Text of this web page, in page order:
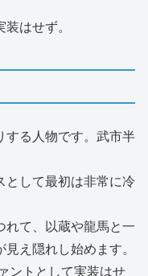
はせず。
する人物です。武市半
として最初は非常に冷
れて、以蔵や龍馬と一
え隠れし始めます。
ントとして実装はせ